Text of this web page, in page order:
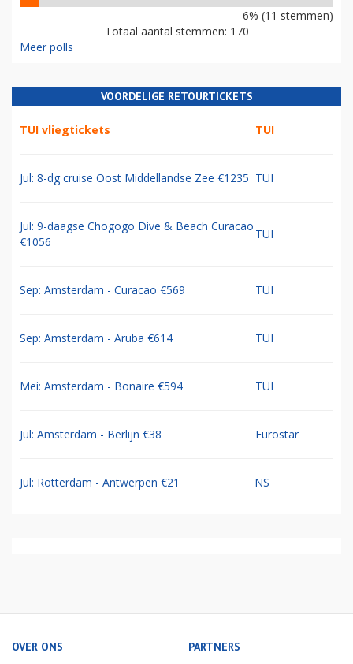
6% (11 stemmen)
Totaal aantal stemmen: 170
Meer polls
VOORDELIGE RETOURTICKETS
TUI vliegtickets TUI
Jul: 8-dg cruise Oost Middellandse Zee €1235 TUI
Jul: 9-daagse Chogogo Dive & Beach Curacao
€1056
TUI
Sep: Amsterdam - Curacao €569 TUI
Sep: Amsterdam - Aruba €614 TUI
Mei: Amsterdam - Bonaire €594 TUI
Jul: Amsterdam - Berlijn €38 Eurostar
Jul: Rotterdam - Antwerpen €21 NS
OVER ONS PARTNERS